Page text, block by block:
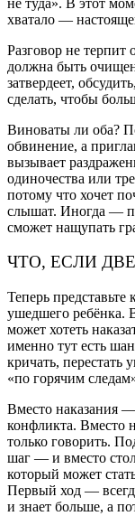
хватало —
Разговор не терпит
должна быть
затвердеет,
сделать, чтобы
Виноваты ли оба?
обвинение, а
вызывает
одиночества или
потому что хочет
слышат. Иногда —
сможет нащупать
ЧТО, ЕСЛИ
Теперь
ушедшего ребёнка.
может хотеть
именно тут есть
кричать, перестать
«по горячим
Вместо наказания
конфликта. Вместо
только говорить.
шаг — и вместо
который может
Первый ход —
и знает больше, а